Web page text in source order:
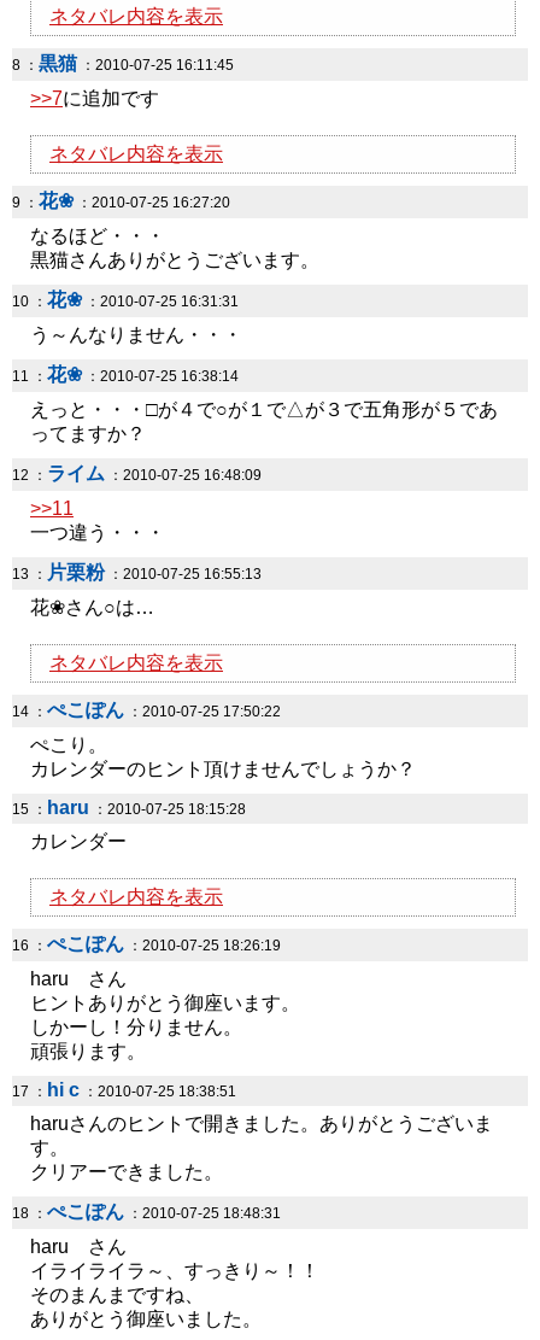
ネタバレ内容を表示
8 ： 黒猫 ：2010-07-25 16:11:45
>>7に追加です
ネタバレ内容を表示
9 ： 花❀：2010-07-25 16:27:20
なるほど・・・
黒猫さんありがとうございます。
10 ： 花❀：2010-07-25 16:31:31
う～んなりません・・・
11 ： 花❀：2010-07-25 16:38:14
えっと・・・□が４で○が１で△が３で五角形が５であ
ってますか？
12 ： ライム ：2010-07-25 16:48:09
>>11
一つ違う・・・
13 ： 片栗粉：2010-07-25 16:55:13
花❀さん○は…
ネタバレ内容を表示
14 ： ぺこぽん ：2010-07-25 17:50:22
ぺこり。
カレンダーのヒント頂けませんでしょうか？
15 ： haru ：2010-07-25 18:15:28
カレンダー
ネタバレ内容を表示
16 ： ぺこぽん ：2010-07-25 18:26:19
haru さん
ヒントありがとう御座います。
しかーし！分りません。
頑張ります。
17 ： hi c ：2010-07-25 18:38:51
haruさんのヒントで開きました。ありがとうございま
す。
クリアーできました。
18 ： ぺこぽん ：2010-07-25 18:48:31
haru さん
イライライラ～、すっきり～！！
そのまんまですね、
ありがとう御座いました。